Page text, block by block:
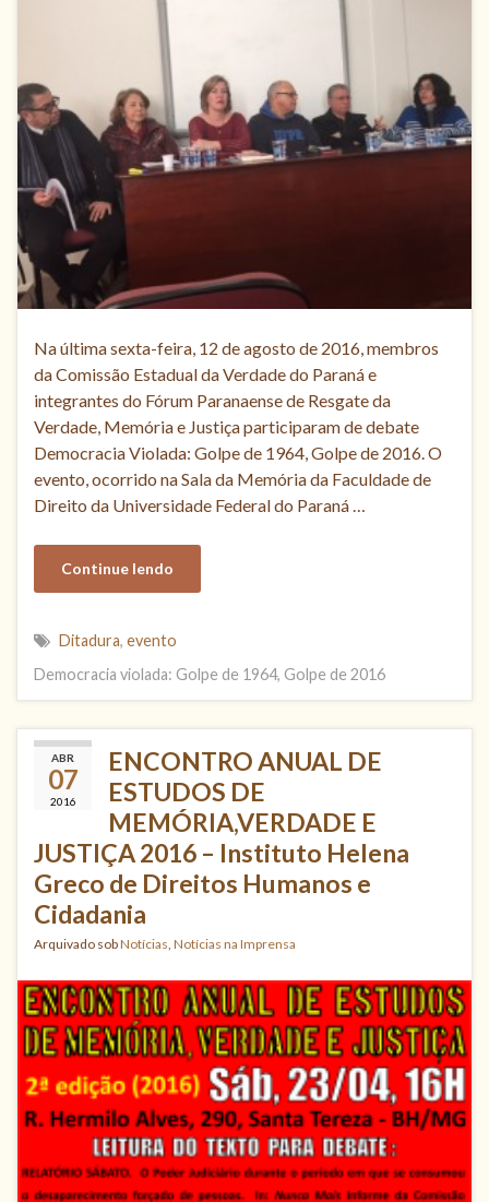
Na última sexta-feira, 12 de agosto de 2016, membros
da Comissão Estadual da Verdade do Paraná e
integrantes do Fórum Paranaense de Resgate da
Verdade, Memória e Justiça participaram de debate
Democracia Violada: Golpe de 1964, Golpe de 2016. O
evento, ocorrido na Sala da Memória da Faculdade de
Direito da Universidade Federal do Paraná …
Continue lendo
Ditadura, evento
Democracia violada: Golpe de 1964, Golpe de 2016
ABR
07
2016
ENCONTRO ANUAL DE
ESTUDOS DE
MEMÓRIA,VERDADE E
JUSTIÇA 2016 – Instituto Helena
Greco de Direitos Humanos e
Cidadania
Arquivado sobNotícias Notícias na Imprensa